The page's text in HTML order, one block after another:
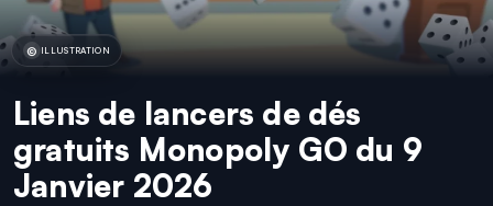
ILLUSTRATION
Liens de lancers de dés
gratuits Monopoly GO du 9
Janvier 2026